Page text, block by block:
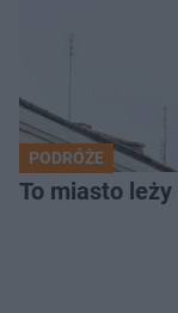
PODRÓŻE
To miasto